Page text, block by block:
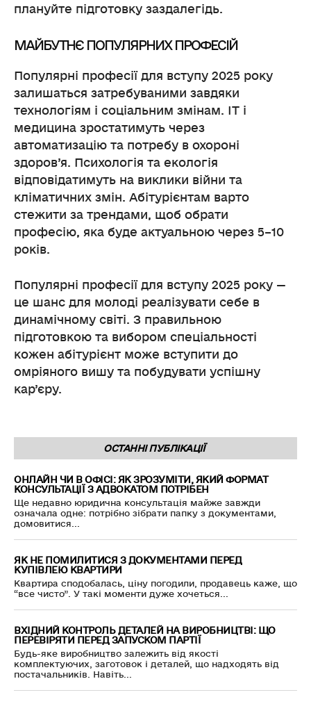
плануйте підготовку заздалегідь.
МАЙБУТНЄ ПОПУЛЯРНИХ ПРОФЕСІЙ
Популярні професії для вступу 2025 року
залишаться затребуваними завдяки
технологіям і соціальним змінам. ІТ і
медицина зростатимуть через
автоматизацію та потребу в охороні
здоров’я. Психологія та екологія
відповідатимуть на виклики війни та
кліматичних змін. Абітурієнтам варто
стежити за трендами, щоб обрати
професію, яка буде актуальною через 5–10
років.
Популярні професії для вступу 2025 року —
це шанс для молоді реалізувати себе в
динамічному світі. З правильною
підготовкою та вибором спеціальності
кожен абітурієнт може вступити до
омріяного вишу та побудувати успішну
кар’єру.
ОСТАННІ ПУБЛІКАЦІЇ
ОНЛАЙН ЧИ В ОФІСІ: ЯК ЗРОЗУМІТИ, ЯКИЙ ФОРМАТ
КОНСУЛЬТАЦІЇ З АДВОКАТОМ ПОТРІБЕН
Ще недавно юридична консультація майже завжди
означала одне: потрібно зібрати папку з документами,
домовитися...
ЯК НЕ ПОМИЛИТИСЯ З ДОКУМЕНТАМИ ПЕРЕД
КУПІВЛЕЮ КВАРТИРИ
Квартира сподобалась, ціну погодили, продавець каже, що
“все чисто”. У такі моменти дуже хочеться...
ВХІДНИЙ КОНТРОЛЬ ДЕТАЛЕЙ НА ВИРОБНИЦТВІ: ЩО
ПЕРЕВІРЯТИ ПЕРЕД ЗАПУСКОМ ПАРТІЇ
Будь-яке виробництво залежить від якості
комплектуючих, заготовок і деталей, що надходять від
постачальників. Навіть...